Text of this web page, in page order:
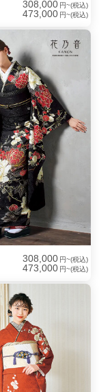
308,000 円~(税込)
473,000 円~(税込)
308,000 円~(税込)
473,000 円~(税込)